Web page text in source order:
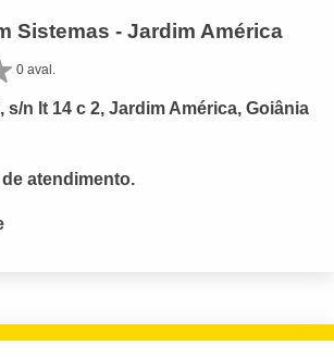
Sistemas - Jardim América
0 aval.
s/n lt 14 c 2, Jardim América, Goiânia
atendimento.